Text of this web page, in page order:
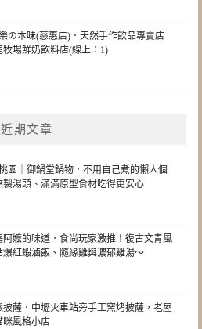
の本味(慈惠店)．天然手作飲品專賣店
場鮮奶飲料店(線上：1)
近期文章
園｜御鍋堂鍋物．不用自己煮的懶人個
製湯頭、滿滿原型食材吃得更安心
阿嬤的味道．食尚玩家激推！復古文青風
爆紅蝦滷飯、隨緣雞與濃郁雞湯～
薩．中壢火車站旁手工窯烤披薩，老屋
咪風格小店